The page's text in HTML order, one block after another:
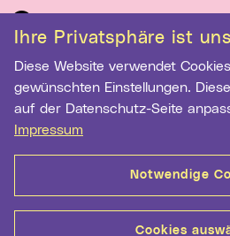
Ihre Privatsphäre ist
Diese Website verwendet Cookies. Bitte wählen Sie Ihre
gewünschten Einstellungen.
auf der Datenschutz-Seite
Impressum
Notwendige
Cookies
Schau auf Linz
Newsletter-Anmeldung
E-Mail-Adresse eingeben
Anmelden